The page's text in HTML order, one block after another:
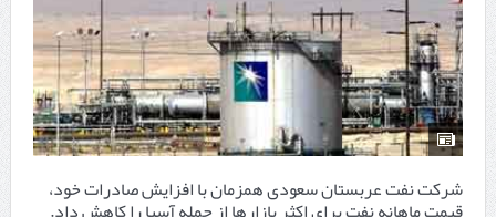
شرکت نفت عربستان سعودی همزمان با افزایش صادرات خود،